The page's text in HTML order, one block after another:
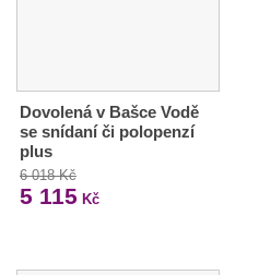
Dovolená v Bašce Vodě
se snídaní či polopenzí
plus
6 018 Kč
5 115 Kč